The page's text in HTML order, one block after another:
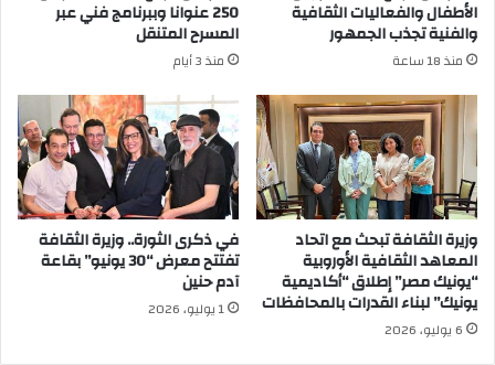
الأطفال والفعاليات الثقافية
والفنية تجذب الجمهور
منذ 18 ساعة
250 عنوانا وببرنامج فني عبر
المسرح المتنقل
منذ 3 أيام
وزيرة الثقافة تبحث مع اتحاد
المعاهد الثقافية الأوروبية
“يونيك مصر” إطلاق “أكاديمية
يونيك” لبناء القدرات بالمحافظات
6 يوليو، 2026
في ذكرى الثورة.. وزيرة الثقافة
تفتتح معرض “30 يونيو” بقاعة
آدم حنين
1 يوليو، 2026